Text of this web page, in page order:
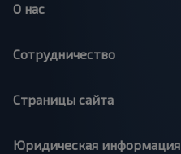
О нас
Сотрудничество
Страницы сайта
Юридическая информация